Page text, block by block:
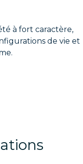
à fort caractère,
de vie et